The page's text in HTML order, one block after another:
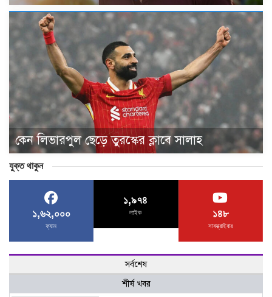
কেন লিভারপুল ছেড়ে তুরস্কের ক্লাবে সালাহ
যুক্ত থাকুন
১,৬২,০০০
ফ্যান
১,৯৭৪
লাইক ১৪৮
সাবস্ক্রাইবার
সর্বশেষ
শীর্ষ খবর